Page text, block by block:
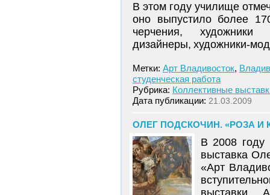
В этом году училище
оно выпустило более
черчения, художники
дизайнеры, художники-
Метки: Арт Владивосток,
студенческая работа
Рубрика: Коллективные
Дата публикации: 21.03.2009
ОЛЕГ ПОДСКОЧИН. «РОЗА И
В 2008 году
выставка
«Арт